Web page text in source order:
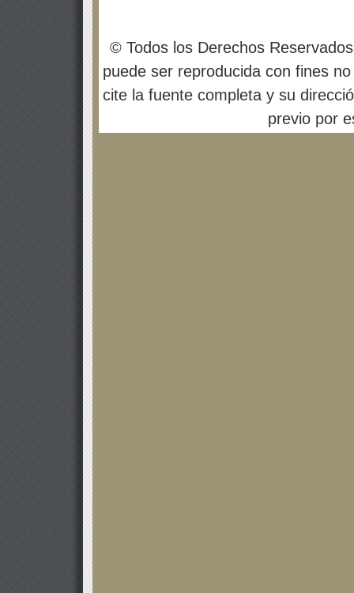
© Todos los Derechos
puede ser reproducida con fines
cite la fuente completa y su
previo por